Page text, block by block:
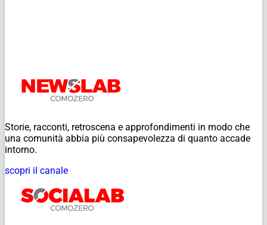
Storie, racconti, retroscena e approfondimenti in modo che
una comunità abbia più consapevolezza di quanto accade
intorno.
scopri il canale